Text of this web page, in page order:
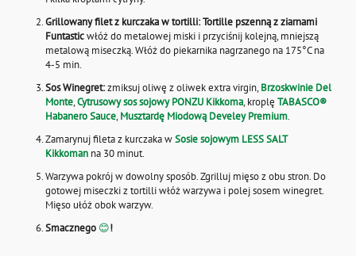
Grillowany filet z kurczaka w tortilli:Tortille pszenną z ziarnami
Funtasticwłóż do metalowej miski i przyciśnij kolejną, mniejszą
metalową miseczką. Włóż do piekarnika nagrzanego na 175°C na
4-5 min.
Sos Winegret:zmiksuj oliwę z oliwek extra virgin, Brzoskwinie Del
Monte,Cytrusowy sos sojowy PONZU Kikkoma, kroplę TABASCO®
Habanero Sauce,Musztardę Miodową Develey Premium.
Zamarynuj fileta z kurczaka wSosie sojowym LESS SALT
Kikkoman na 30 minut.
Warzywa pokrój w dowolny sposób. Zgrilluj mięso z obu stron. Do
gotowej miseczki z tortilli włóż warzywa i polej sosem winegret.
Mięso ułóż obok warzyw.
Smacznego 😊!